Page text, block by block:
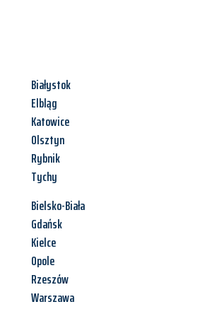
Białystok
Elbląg
Katowice
Olsztyn
Rybnik
Tychy
Bielsko-Biała
Gdańsk
Kielce
Opole
Rzeszów
Warszawa